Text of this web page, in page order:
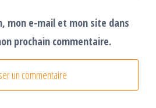
mon e-mail et mon site dans
prochain commentaire.